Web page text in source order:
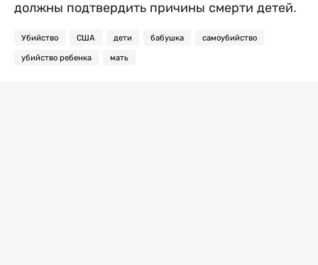
должны подтвердить причины смерти детей.
Убийство США дети бабушка самоубийство
убийство ребенка мать